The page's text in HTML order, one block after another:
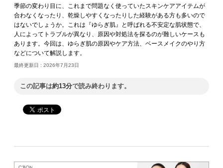
季節の変わり目に、これまで問題なく使っていたスキンケアアイテムが
合わなくなったり、乾燥しやすくなったりした経験がある方も多いので
はないでしょうか。これは『ゆらぎ肌』と呼ばれる不安定な肌状態で、
人によってトラブルが異なり、原因や対処法を探るのが難しいケースも
あります。今回は、ゆらぎ肌の原因やケア方法、ベースメイクのやり方
などについて解説します。
最終更新日 : 2026年7月23日
この記事は約13分で読み終わります。